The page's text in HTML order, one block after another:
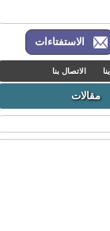
الاستفتاءات
الاتصال بنا
مقالات